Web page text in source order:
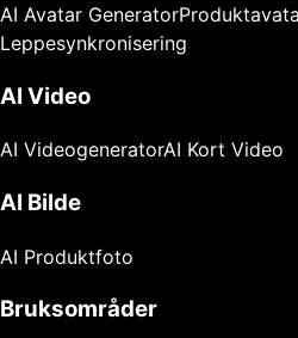
AI Avatar Generator
Leppesynkronisering
AI Video
AI VideogeneratorAI Kort Video
AI Bilde
AI Produktfoto
Bruksområder